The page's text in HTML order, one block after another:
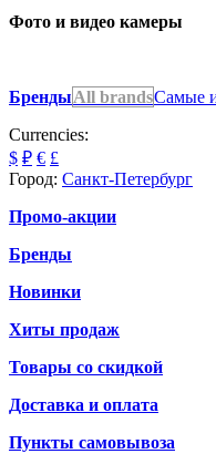
Фото и видео камеры
БрендыAll brandsСамые
Currencies:
$ ₽ € £
Город: Санкт-Петербург
Промо-акции
Бренды
Новинки
Хиты продаж
Товары со скидкой
Доставка и оплата
Пункты самовывоза